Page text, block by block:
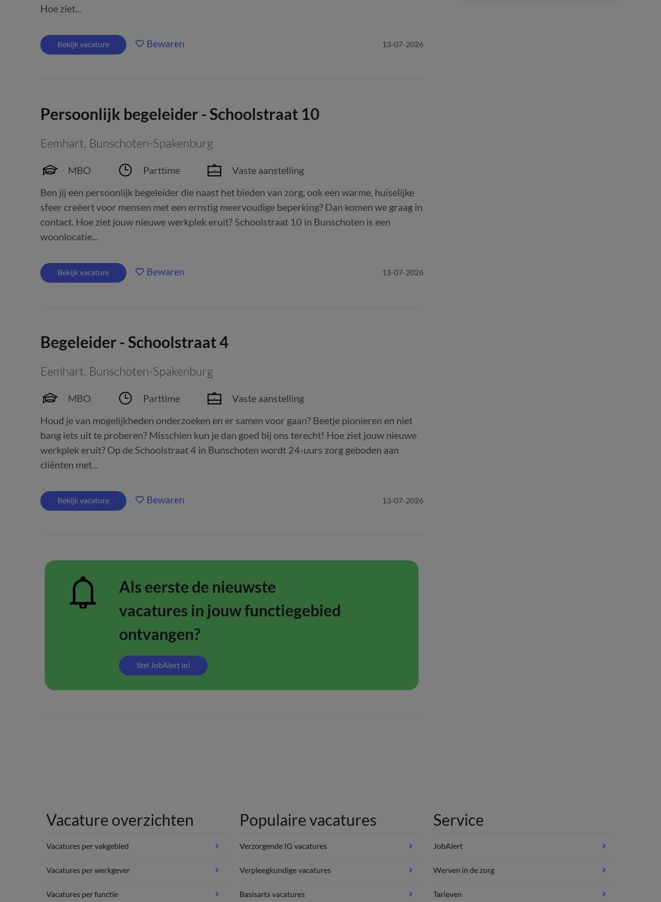
Hoe ziet...
Bekijk vacature Bewaren 13-07-2026
Persoonlijk begeleider - Schoolstraat 10
Eemhart, Bunschoten-Spakenburg
MBO Parttime
Vaste aanstelling
Ben jij een persoonlijk begeleider die naast het bieden van zorg, ook een warme, huiselijke
sfeer creëert voor mensen met een ernstig meervoudige beperking? Dan komen we graag in
contact. Hoe ziet jouw nieuwe werkplek eruit? Schoolstraat 10 in Bunschoten is een
woonlocatie...
Bekijk vacature Bewaren 13-07-2026
Begeleider - Schoolstraat 4
Eemhart, Bunschoten-Spakenburg
MBO Parttime
Vaste aanstelling
Houd je van mogelijkheden onderzoeken en er samen voor gaan? Beetje pionieren en niet
bang iets uit te proberen? Misschien kun je dan goed bij ons terecht! Hoe ziet jouw nieuwe
werkplek eruit? Op de Schoolstraat 4 in Bunschoten wordt 24-uurs zorg geboden aan
cliënten met...
Bekijk vacature Bewaren 13-07-2026
Als eerste de nieuwste
vacatures in jouw functiegebied
ontvangen?
Stel JobAlert in!
Vacature overzichten
Vacatures per vakgebied
Vacatures per werkgever
Vacatures per functie
Populaire vacatures
Verzorgende IG vacatures
Verpleegkundige vacatures
Basisarts vacatures
Service
JobAlert
Werven in de zorg
Tarieven